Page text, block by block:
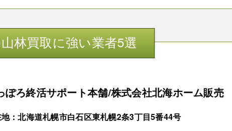
林買取に強い業者5選
ぽろ終活サポート本舗/株式会社北海ホーム販売
：北海道札幌市白石区東札幌2条3丁目5番44号